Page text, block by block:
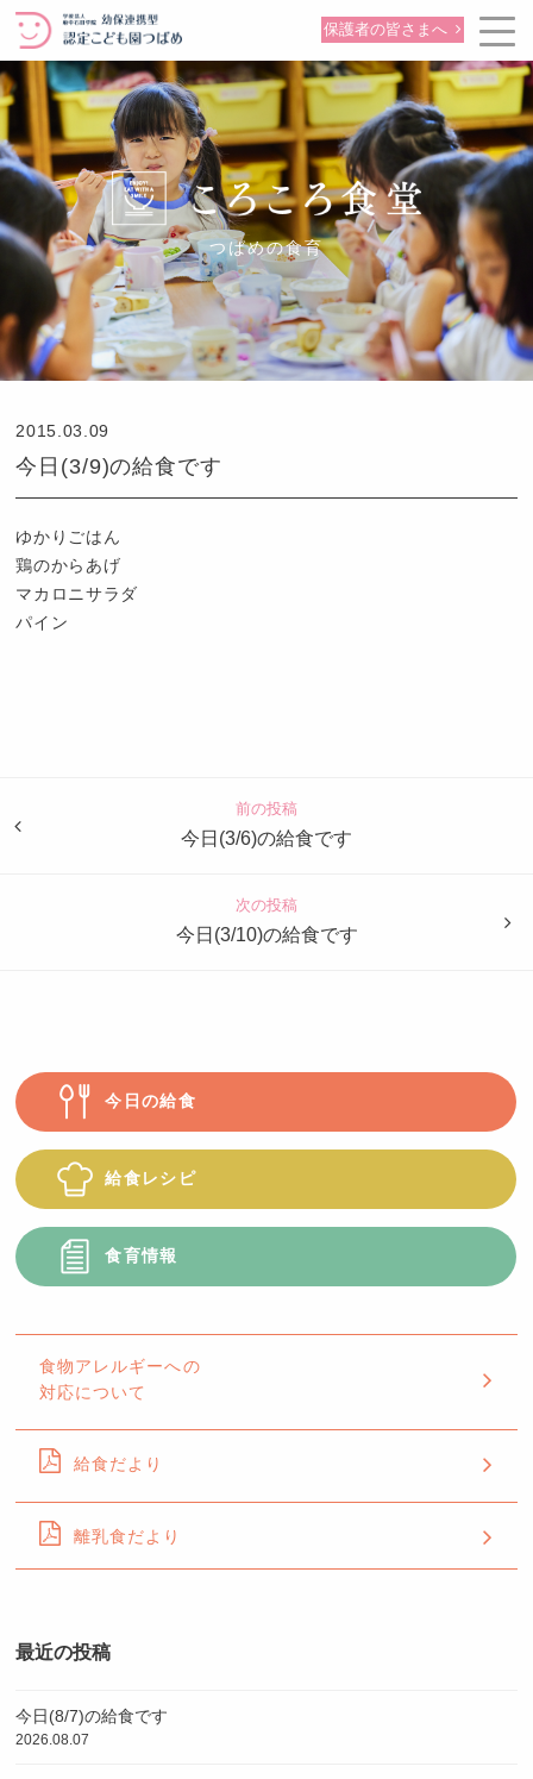
保護者の皆さまへ
つばめの食育
2015.03.09
今日(3/9)の給食です
ゆかりごはん
鶏のからあげ
マカロニサラダ
パイン
も
前の投稿
今日(3/6)の給食です
次の投稿
今日(3/10)の給食です
今日の給食
給食レシピ
食育情報
食物アレルギーへの
対応について
給食だより
離乳食だより
最近の投稿
今日(8/7)の給食です
2026.08.07